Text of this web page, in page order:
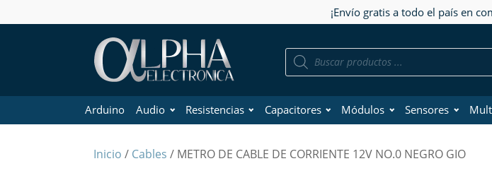
¡Envío gratis a todo el país en
Búsqueda
Arduino Audio Resistencias Capacitores Módulos Sensores
Inicio / Cables / METRO DE CABLE DE CORRIENTE 12V NO.0 NEGRO GIO